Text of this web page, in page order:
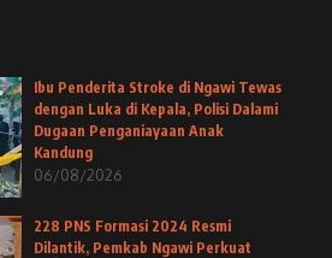
Ibu Penderita Stroke di Ngawi Tewas
dengan Luka di Kepala, Polisi Dalami
Dugaan Penganiayaan Anak
Kandung
06/08/2026
228 PNS Formasi 2024 Resmi
Dilantik, Pemkab Ngawi Perkuat